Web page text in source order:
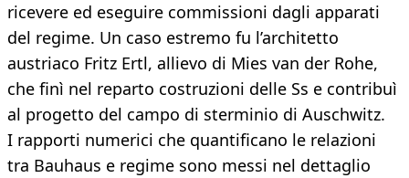
ricevere ed eseguire commissioni dagli apparati
del regime. Un caso estremo fu l’architetto
austriaco Fritz Ertl, allievo di Mies van der Rohe,
che finì nel reparto costruzioni delle Ss e contribuì
al progetto del campo di sterminio di Auschwitz.
I rapporti numerici che quantificano le relazioni
tra Bauhaus e regime sono messi nel dettaglio